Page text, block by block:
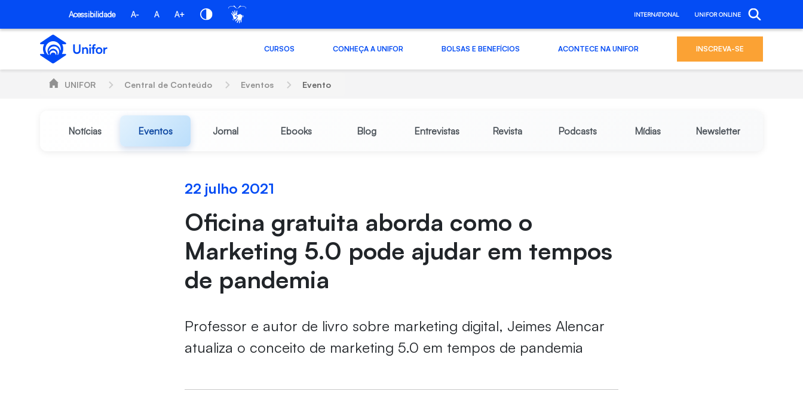
Pular para o Conteúdo principal
Acessibilidade A- A A+ INTERNATIONAL UNIFOR ONLINE
CURSOS CONHEÇA A UNIFOR BOLSAS E BENEFÍCIOS ACONTECE NA UNIFOR INSCREVA-SE
UNIFOR Central de Conteúdo Eventos Evento
Notícias Eventos Jornal Ebooks Blog Entrevistas Revista Podcasts Mídias Newsletter
22 julho 2021
Oficina gratuita aborda como o
Marketing 5.0 pode ajudar em tempos
de pandemia
Professor e autor de livro sobre marketing digital, Jeimes Alencar
atualiza o conceito de marketing 5.0 em tempos de pandemia